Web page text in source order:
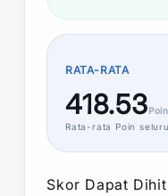
RATA-RATA
418.53Poin
Rata-rata Poin
Skor Dapat